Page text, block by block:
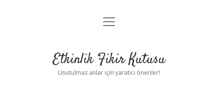
Anasayfa
Yasal Uyarı
menüyü
Etkinlik Fikir Kutusu
Unutulmaz anlar için yaratıcı öneriler!